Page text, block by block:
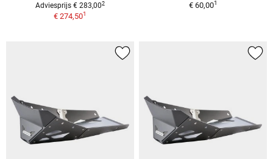
Adviesprijs € 283,002
€ 274,501
€ 60,001